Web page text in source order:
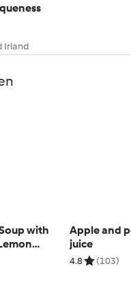
Irland
with
Apple and
juice
4.8 (103)